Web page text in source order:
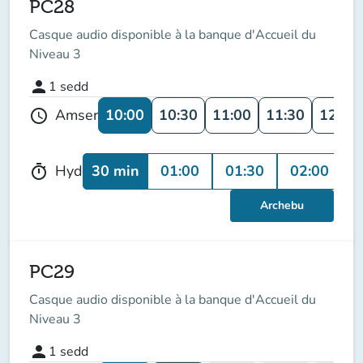
PC28
Casque audio disponible à la banque d'Accueil du
Niveau 3
person 1 sedd
schedule Amser 10:00 10:30 11:00 11:30 12:00
timer Hyd 30 min 01:00 01:30 02:00
Archebu
PC29
Casque audio disponible à la banque d'Accueil du
Niveau 3
person 1 sedd